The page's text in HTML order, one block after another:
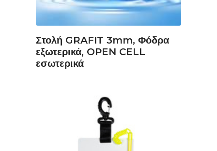
Στολή GRAFIT 3mm, Φόδρα
εξωτερικά, OPEN CELL
εσωτερικά